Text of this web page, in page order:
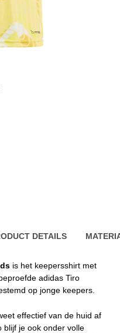
DETAILS
is het keepersshirt met
adidas Tiro
op jonge keepers.
effectief van de huid af
blijf je ook onder volle